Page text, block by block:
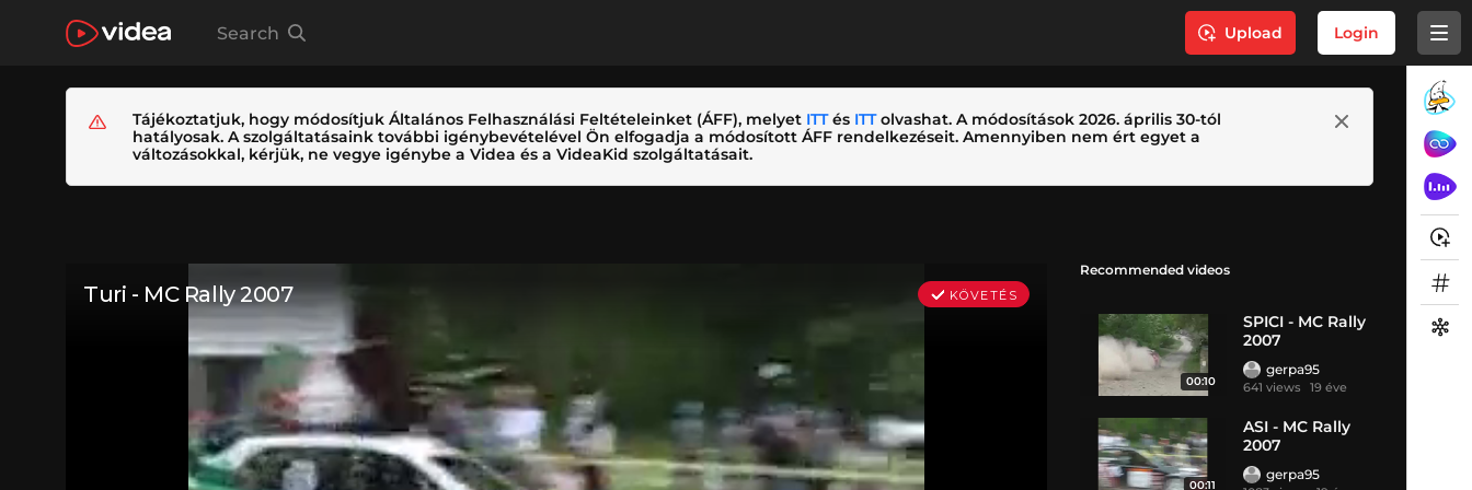
Search Upload Login
Tájékoztatjuk, hogy módosítjuk Általános Felhasználási Feltételeinket (ÁFF), melyet ITTés ITTolvashat. A módosítások 2026. április 30-tól
hatályosak. A szolgáltatásaink további igénybevételével Ön elfogadja a módosított ÁFF rendelkezéseit. Amennyiben nem ért egyet a
változásokkal, kérjük, ne vegye igénybe a Videa és a VideaKid szolgáltatásait.
Recommended videos
00:10
SPICI - MC Rally
2007
gerpa95
641 views 19 éve
00:11
ASI - MC Rally
2007
gerpa95